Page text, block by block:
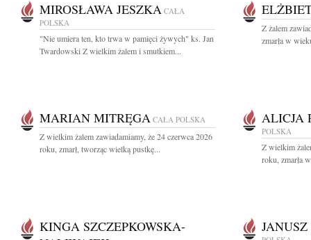
MIROSŁAWA JESZKA CAŁA
POLSKA
"Nie umiera ten, kto trwa w pamięci żywych" ks. Jan
Twardowski Z wielkim żalem i smutkiem...
Z żalem
zmarła w
MARIAN MITRĘGA CAŁA POLSKA
Z wielkim żalem zawiadamiamy, że 24 czerwca 2026
roku, zmarł, tworząc wielką pustkę...
ALICJA
POLSKA
Z wielkim
roku, zmarła
KINGA SZCZEPKOWSKA-